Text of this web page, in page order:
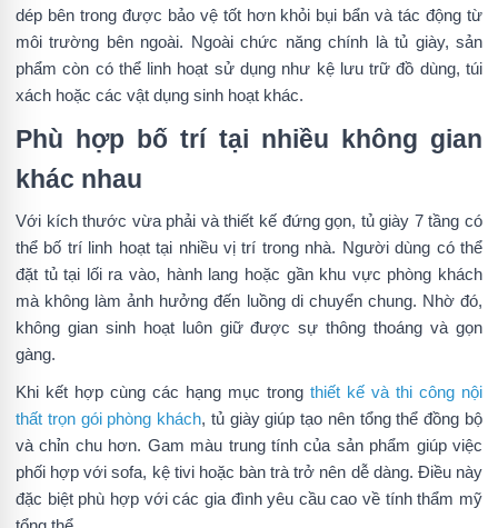
dép bên trong được bảo vệ tốt hơn khỏi bụi bẩn và tác động từ
môi trường bên ngoài. Ngoài chức năng chính là tủ giày, sản
phẩm còn có thể linh hoạt sử dụng như kệ lưu trữ đồ dùng, túi
xách hoặc các vật dụng sinh hoạt khác.
Phù hợp bố trí tại nhiều không gian
khác nhau
Với kích thước vừa phải và thiết kế đứng gọn, tủ giày 7 tầng có
thể bố trí linh hoạt tại nhiều vị trí trong nhà. Người dùng có thể
đặt tủ tại lối ra vào, hành lang hoặc gần khu vực phòng khách
mà không làm ảnh hưởng đến luồng di chuyển chung. Nhờ đó,
không gian sinh hoạt luôn giữ được sự thông thoáng và gọn
gàng.
Khi kết hợp cùng các hạng mục trong thiết kế và thi công nội
thất trọn gói phòng khách, tủ giày giúp tạo nên tổng thể đồng bộ
và chỉn chu hơn. Gam màu trung tính của sản phẩm giúp việc
phối hợp với sofa, kệ tivi hoặc bàn trà trở nên dễ dàng. Điều này
đặc biệt phù hợp với các gia đình yêu cầu cao về tính thẩm mỹ